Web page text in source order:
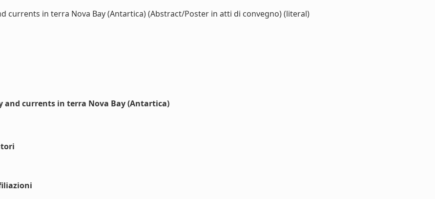
currents in terra Nova Bay (Antartica) (Abstract/Poster in atti di convegno) (literal)
currents in terra Nova Bay (Antartica)